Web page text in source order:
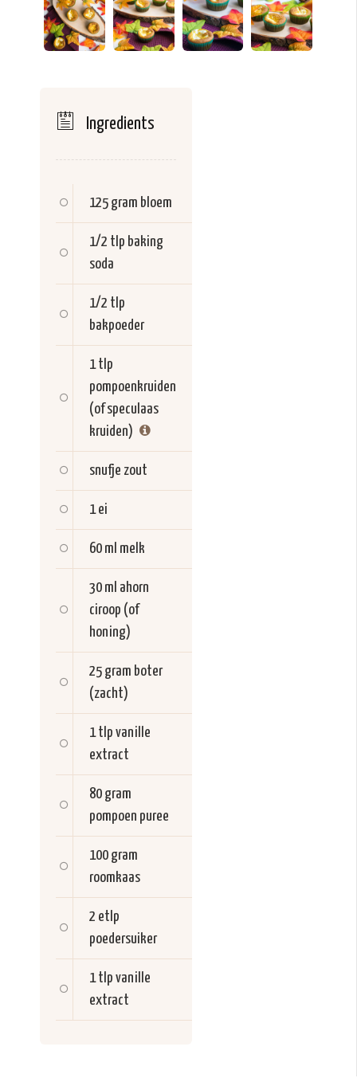
Ingredients
125 gram bloem
1/2 tlp baking
soda
1/2 tlp
bakpoeder
1 tlp
pompoenkruiden
(of speculaas
kruiden)
snufje zout
1 ei
60 ml melk
30 ml ahorn
ciroop (of
honing)
25 gram boter
(zacht)
1 tlp vanille
extract
80 gram
pompoen puree
100 gram
roomkaas
2 etlp
poedersuiker
1 tlp vanille
extract